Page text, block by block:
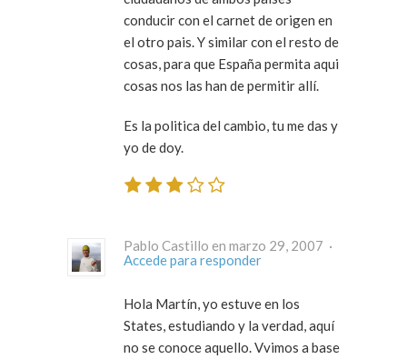
conducir con el carnet de origen en
el otro pais. Y similar con el resto de
cosas, para que España permita aqui
cosas nos las han de permitir allí.
Es la politica del cambio, tu me das y
yo de doy.
Pablo Castillo en marzo 29, 2007 ·
Accede para responder
Hola Martín, yo estuve en los
States, estudiando y la verdad, aquí
no se conoce aquello. Vvimos a base